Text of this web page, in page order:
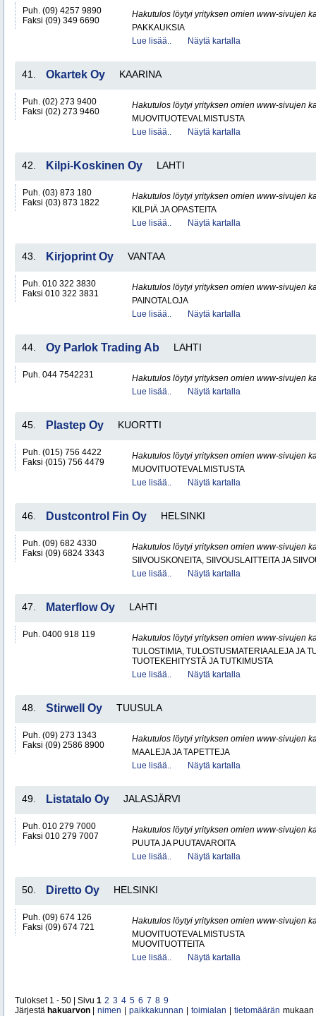
Puh. (09) 4257 9890
Faksi (09) 349 6690
Hakutulos löytyi yrityksen omien www-sivujen
PAKKAUKSIA
Lue lisää..
Näytä kartalla
41. Okartek Oy KAARINA
Puh. (02) 273 9400
Faksi (02) 273 9460
Hakutulos löytyi yrityksen omien www-sivujen
MUOVITUOTEVALMISTUSTA
Lue lisää..
Näytä kartalla
42. Kilpi-Koskinen Oy LAHTI
Puh. (03) 873 180
Faksi (03) 873 1822
Hakutulos löytyi yrityksen omien www-sivujen
KILPIÄ JA OPASTEITA
Lue lisää..
Näytä kartalla
43. Kirjoprint Oy VANTAA
Puh. 010 322 3830
Faksi 010 322 3831
Hakutulos löytyi yrityksen omien www-sivujen
PAINOTALOJA
Lue lisää..
Näytä kartalla
44. Oy Parlok Trading Ab LAHTI
Puh. 044 7542231
Hakutulos löytyi yrityksen omien www-sivujen
Lue lisää..
Näytä kartalla
45. Plastep Oy KUORTTI
Puh. (015) 756 4422
Faksi (015) 756 4479
Hakutulos löytyi yrityksen omien www-sivujen
MUOVITUOTEVALMISTUSTA
Lue lisää..
Näytä kartalla
46. Dustcontrol Fin Oy HELSINKI
Puh. (09) 682 4330
Faksi (09) 6824 3343
Hakutulos löytyi yrityksen omien www-sivujen
SIIVOUSKONEITA, SIIVOUSLAITTEITA JA
Lue lisää..
Näytä kartalla
47. Materflow Oy LAHTI
Puh. 0400 918 119
Hakutulos löytyi yrityksen omien www-sivujen
TULOSTIMIA, TULOSTUSMATERIAALEJA JA
TUOTEKEHITYSTÄ JA TUTKIMUSTA
Lue lisää..
Näytä kartalla
48. Stirwell Oy TUUSULA
Puh. (09) 273 1343
Faksi (09) 2586 8900
Hakutulos löytyi yrityksen omien www-sivujen
MAALEJA JA TAPETTEJA
Lue lisää..
Näytä kartalla
49. Listatalo Oy JALASJÄRVI
Puh. 010 279 7000
Faksi 010 279 7007
Hakutulos löytyi yrityksen omien www-sivujen
PUUTA JA PUUTAVAROITA
Lue lisää..
Näytä kartalla
50. Diretto Oy HELSINKI
Puh. (09) 674 126
Faksi (09) 674 721
Hakutulos löytyi yrityksen omien www-sivujen
MUOVITUOTEVALMISTUSTA
MUOVITUOTTEITA
Lue lisää..
Näytä kartalla
Tulokset 1 - 50 | Sivu 1 2 3 4 5 6 7 8 9
Järjestä hakuarvon nimen paikkakunnan toimialan tietomäärän mukaan